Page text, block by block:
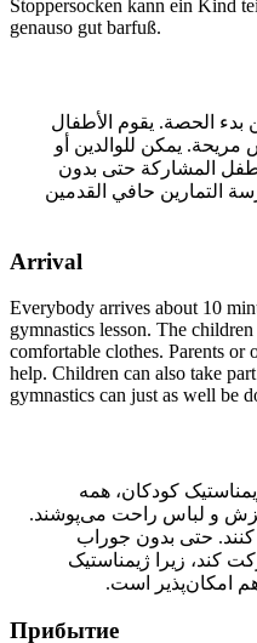
Stoppersocken kann ein Kind
genauso gut barfuß.
حوالي 10 دقائق من بدء الحصة. يقوم الأطفال
مريحة. يمكن للوالدين أو
المشاركة حتى بدون
التمارين حافي القدمين
Arrival
Everybody arrives about 10
gymnastics lesson. The
comfortable clothes. Parents or
help. Children can also take
gymnastics can just as well be
ژیمناستیک کودکان، همه
و لباس راحت می‌پوشند.
کنند. حتی بدون جوراب
کند، زیرا ژیمناستیک
هم امکان‌پذیر است.
Прибытие